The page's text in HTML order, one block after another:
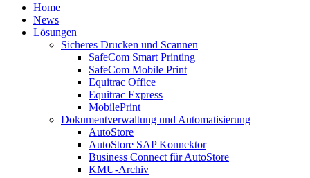
Home
News
Lösungen
Sicheres Drucken und Scannen
SafeCom Smart Printing
SafeCom Mobile Print
Equitrac Office
Equitrac Express
MobilePrint
Dokumentverwaltung und Automatisierung
AutoStore
AutoStore SAP Konnektor
Business Connect für AutoStore
KMU-Archiv